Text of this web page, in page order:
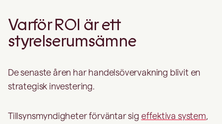
Varför ROI är ett
styrelserumsämne
De senaste åren har handelsövervakning blivit en
strategisk investering.
Tillsynsmyndigheter förväntar sig effektiva system,